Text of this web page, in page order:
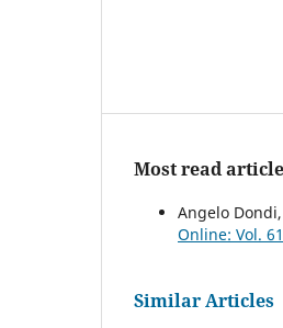
Most read
Angelo Dondi,
Online: Vol.
Similar Articles